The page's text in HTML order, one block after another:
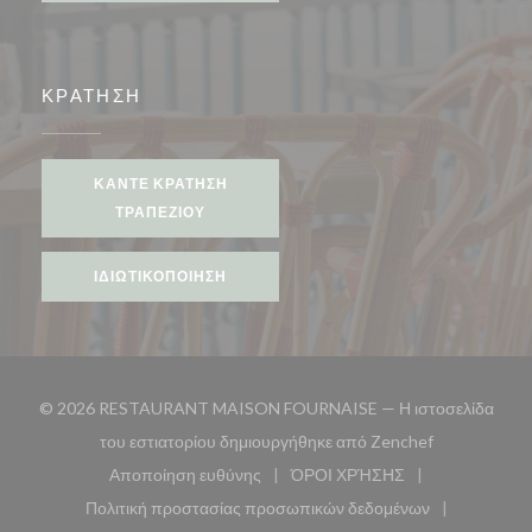
ΚΡΆΤΗΣΗ
ΚΆΝΤΕ ΚΡΆΤΗΣΗ
ΤΡΑΠΕΖΙΟΎ
ΙΔΙΩΤΙΚΟΠΟΊΗΣΗ
© 2026 RESTAURANT MAISON FOURNAISE — Η ιστοσελίδα
του εστιατορίου δημιουργήθηκε από Zenchef((ανοίγει σε
Αποποίηση ευθύνης
((ανοίγει σε νέο παράθυρο))
ΌΡΟΙ ΧΡΉΣΗΣ
((ανοίγει σε νέο
Πολιτική προστασίας προσωπικών δεδομένων
((ανοίγει σε νέο παράθυρο))